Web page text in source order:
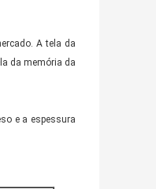
A tela da
da memória da
e a espessura